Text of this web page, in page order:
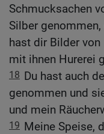
Schmucksachen
Silber
hast dir Bilder
mit ihnen Hurerei
18 Du hast auch
genommen und
und mein
19 Meine Speise,